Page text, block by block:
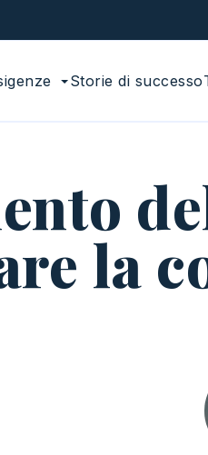
Storie di successo
la